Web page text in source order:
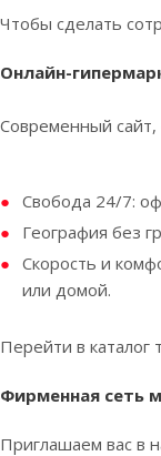
Чтобы сделать
Онлайн-
Современный сайт,
Свобода 24/7:
География без
Скорость и
или домой.
Перейти в каталог
Фирменная сеть
Приглашаем вас в